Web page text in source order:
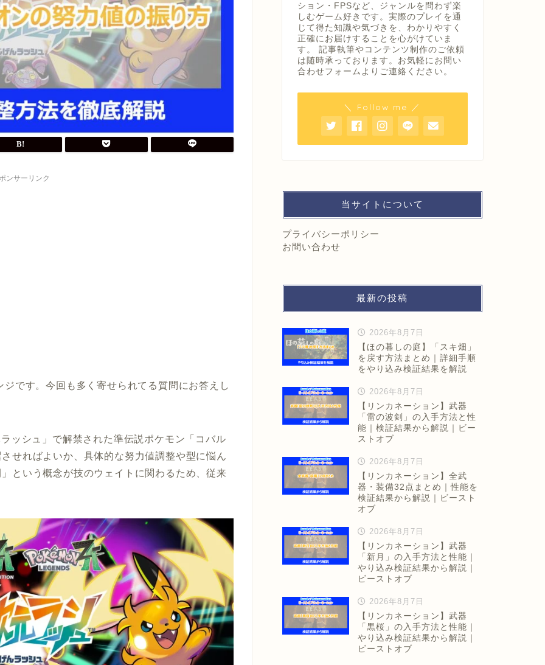
ンサーリンク
です。今回も多く寄せられてる質問にお答えし
ッシュ」で解禁された準伝説ポケモン「コバル
せればよいか、具体的な努力値調整や型に悩ん
という概念が技のウェイトに関わるため、従来
ション・FPSなど、ジャンルを問わず楽
しむゲーム好きです。実際のプレイを通
じて得た知識や気づきを、わかりやすく
正確にお届けすることを心がけていま
す。 記事執筆やコンテンツ制作のご依頼
は随時承っております。お気軽にお問い
合わせフォームよりご連絡ください。
＼ Follow me ／
当サイトについて
プライバシーポリシー
お問い合わせ
最新の投稿
2026年8月7日
【ほの暮しの庭】「スキ畑」
を戻す方法まとめ｜詳細手順
をやり込み検証結果を解説
2026年8月7日
【リンカネーション】武器
「雷の波剣」の入手方法と性
能｜検証結果から解説｜ビー
ストオブ
2026年8月7日
【リンカネーション】全武
器・装備32点まとめ｜性能を
検証結果から解説｜ビースト
オブ
2026年8月7日
【リンカネーション】武器
「新月」の入手方法と性能｜
やり込み検証結果から解説｜
ビーストオブ
2026年8月7日
【リンカネーション】武器
「黒桜」の入手方法と性能｜
やり込み検証結果から解説｜
ビーストオブ